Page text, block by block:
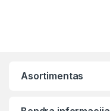
Asortimentas